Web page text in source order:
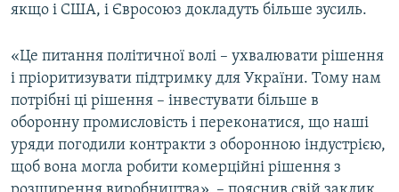
якщо і США, і Євросоюз докладуть більше зусиль.
«Це питання політичної волі – ухвалювати рішення
і пріоритизувати підтримку для України. Тому нам
потрібні ці рішення – інвестувати більше в
оборонну промисловість і переконатися, що наші
уряди погодили контракти з оборонною індустрією,
щоб вона могла робити комерційні рішення з